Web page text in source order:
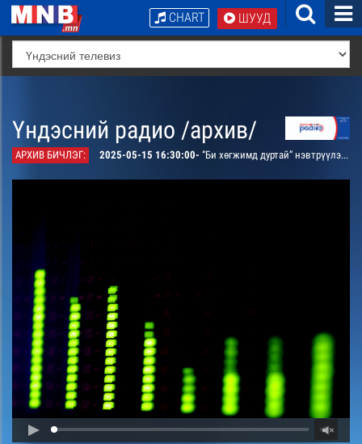
ШУУД
CHART
Үндэсний радио /архив/
АРХИВ БИЧЛЭГ: 2025-05-15 16:30:00- “Би хөгжимд дуртай” нэвтрүүлэг. “Маршал” хамтлагийн гитарчин, бөмбөрчин Ц.Уянга оролцоно